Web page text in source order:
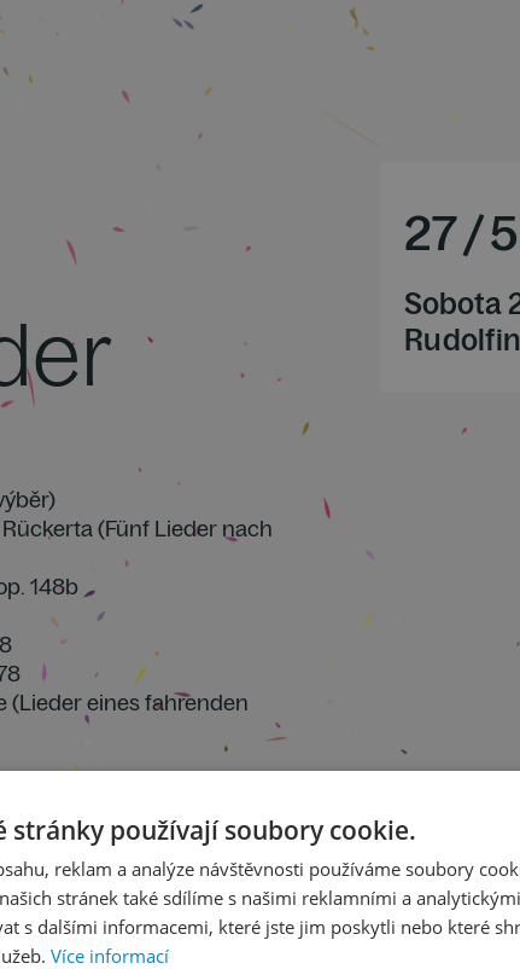
(Fünf Lieder nach
148b
(Lieder eines fahrenden
27/5
Sobota
stránky používají soubory cookie.
reklam a analýze návštěvnosti používáme soubory
stránek také sdílíme s našimi reklamními a
s dalšími informacemi, které jste jim poskytli nebo které
Více informací